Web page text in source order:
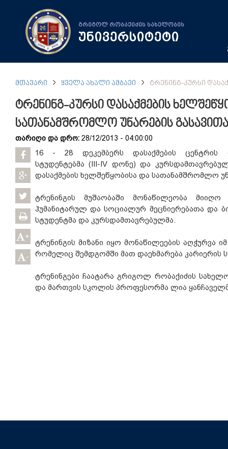
გრიგოლ რობაქიძის სახელობის
უნივერსიტეტი
ᲛᲗᲐᲕᲐᲠᲘ ᲧᲕᲔᲚᲐ ᲐᲮᲐᲚᲘ ᲐᲛᲑᲐᲕᲘ ᲢᲠᲔᲜᲘᲜᲒ-ᲙᲣᲠᲡᲘ
ტრენინგ-კურსი დასაქმების
სათანამშრომლო უნარების
თარიღი და დრო: 28/12/2013 - 04:00:00
+
-
16 - 28 დეკემბერს დასაქმების ცენტრის
სტუდენტებმა (III-IV დონე) და
დასაქმების ხელშეწყობისა და სათანამშრომლო
ტრენინგის მუშაობაში მონაწილეობა მიიღო
ჰუმანიტარულ და სოციალურ მეცნიერებათა და
სტუდენტმა და კურსდამთავრებულმა.
ტრენინგის მიზანი იყო მონაწილეების აღჭურვა
რომელიც შემდგომში მათ დაეხმარება კარიერის
ტრენინგები ჩაატარა გრიგოლ რობაქიძის
და მართვის სკოლის პროფესორმა ლია